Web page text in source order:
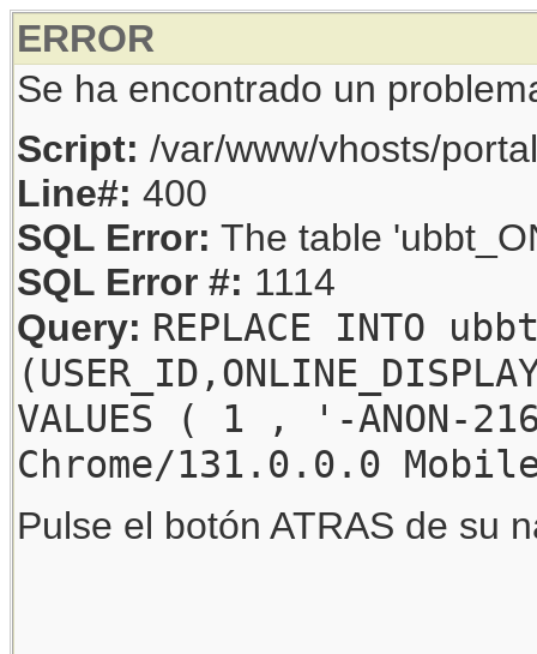
ERROR
Se ha encontrado un
Script: /var/www/vhosts/
Line#: 400
SQL Error: The table
SQL Error #: 1114
Query: REPLACE INTO
VALUES ( 1 , '-
Chrome/131.0.0.0
Pulse el botón ATRAS de su